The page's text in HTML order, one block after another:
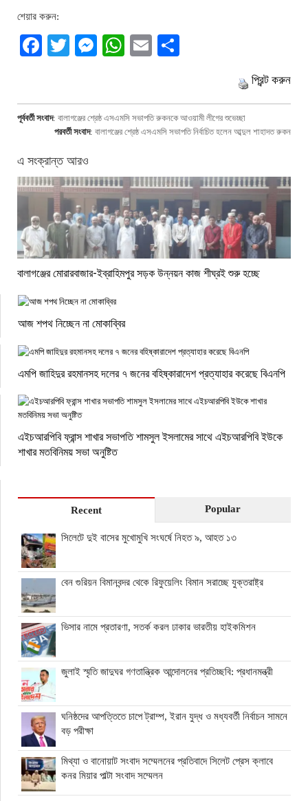
শেয়ার করুন:
Facebook
TwitterMessenger
WhatsApp
Email
প্রিন্ট করুন
পূর্ববর্তী সংবাদ: বালাগঞ্জের শ্রেষ্ঠ এসএমসি সভাপতি রুকনকে আওয়ামী লীগের শুভেচ্ছা
পরবর্তী সংবাদ: বালাগঞ্জের শ্রেষ্ঠ এসএমসি সভাপতি নির্বাচিত হলেন আব্দুল শাহাদত রুকন
এ সংক্রান্ত আরও
বালাগঞ্জের মোরারবাজার-ইব্রাহিমপুর সড়ক উন্নয়ন কাজ শীঘ্রই শুরু হচ্ছে
আজ শপথ নিচ্ছেন না মোকাব্বির
এমপি জাহিদুর রহমানসহ দলের ৭ জনের বহিষ্কারাদেশ প্রত্যাহার করেছে বিএনপি
এইচআরপিবি ফ্রান্স শাখার সভাপতি শামসুল ইসলামের সাথে এইচআরপিবি ইউকে
শাখার মতবিনিময় সভা অনুষ্টিত
Recent Popular
সিলেটে দুই বাসের মুখোমুখি সংঘর্ষে নিহত ৯, আহত ১৩
বেন গুরিয়ন বিমানবন্দর থেকে রিফুয়েলিং বিমান সরাচ্ছে যুক্তরাষ্ট্র
ভিসার নামে প্রতারণা, সতর্ক করল ঢাকার ভারতীয় হাইকমিশন
জুলাই স্মৃতি জাদুঘর গণতান্ত্রিক আন্দোলনের প্রতিচ্ছবি: প্রধানমন্ত্রী
ঘনিষ্ঠদের আপত্তিতে চাপে ট্রাম্প, ইরান যুদ্ধ ও মধ্যবর্তী নির্বাচন সামনে
বড় পরীক্ষা
মিথ্যা ও বানোয়াট সংবাদ সম্মেলনের প্রতিবাদে সিলেট প্রেস ক্লাবে
কনর মিয়ার পাল্টা সংবাদ সম্মেলন